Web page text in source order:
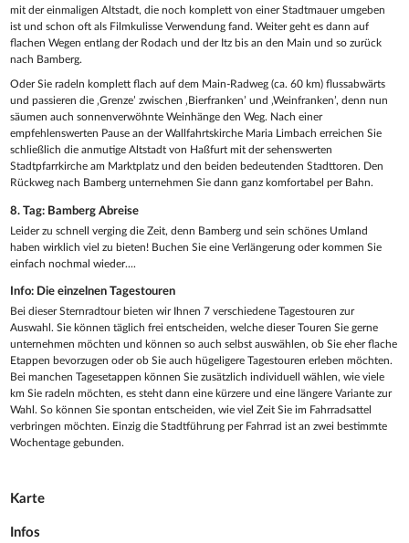
mit der einmaligen Altstadt, die noch komplett von einer Stadtmauer umgeben
ist und schon oft als Filmkulisse Verwendung fand. Weiter geht es dann auf
flachen Wegen entlang der Rodach und der Itz bis an den Main und so zurück
nach Bamberg.
Oder Sie radeln komplett flach auf dem Main-Radweg (ca. 60 km) flussabwärts
und passieren die ‚Grenze’ zwischen ‚Bierfranken’ und ‚Weinfranken’, denn nun
säumen auch sonnenverwöhnte Weinhänge den Weg. Nach einer
empfehlenswerten Pause an der Wallfahrtskirche Maria Limbach erreichen Sie
schließlich die anmutige Altstadt von Haßfurt mit der sehenswerten
Stadtpfarrkirche am Marktplatz und den beiden bedeutenden Stadttoren. Den
Rückweg nach Bamberg unternehmen Sie dann ganz komfortabel per Bahn.
8. Tag: Bamberg Abreise
Leider zu schnell verging die Zeit, denn Bamberg und sein schönes Umland
haben wirklich viel zu bieten! Buchen Sie eine Verlängerung oder kommen Sie
einfach nochmal wieder....
Info: Die einzelnen Tagestouren
Bei dieser Sternradtour bieten wir Ihnen 7 verschiedene Tagestouren zur
Auswahl. Sie können täglich frei entscheiden, welche dieser Touren Sie gerne
unternehmen möchten und können so auch selbst auswählen, ob Sie eher flache
Etappen bevorzugen oder ob Sie auch hügeligere Tagestouren erleben möchten.
Bei manchen Tagesetappen können Sie zusätzlich individuell wählen, wie viele
km Sie radeln möchten, es steht dann eine kürzere und eine längere Variante zur
Wahl. So können Sie spontan entscheiden, wie viel Zeit Sie im Fahrradsattel
verbringen möchten. Einzig die Stadtführung per Fahrrad ist an zwei bestimmte
Wochentage gebunden.
Karte
Infos